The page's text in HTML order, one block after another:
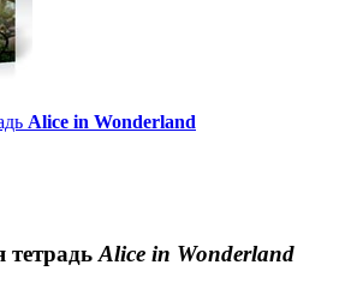
Alice in Wonderland
Alice in Wonderland